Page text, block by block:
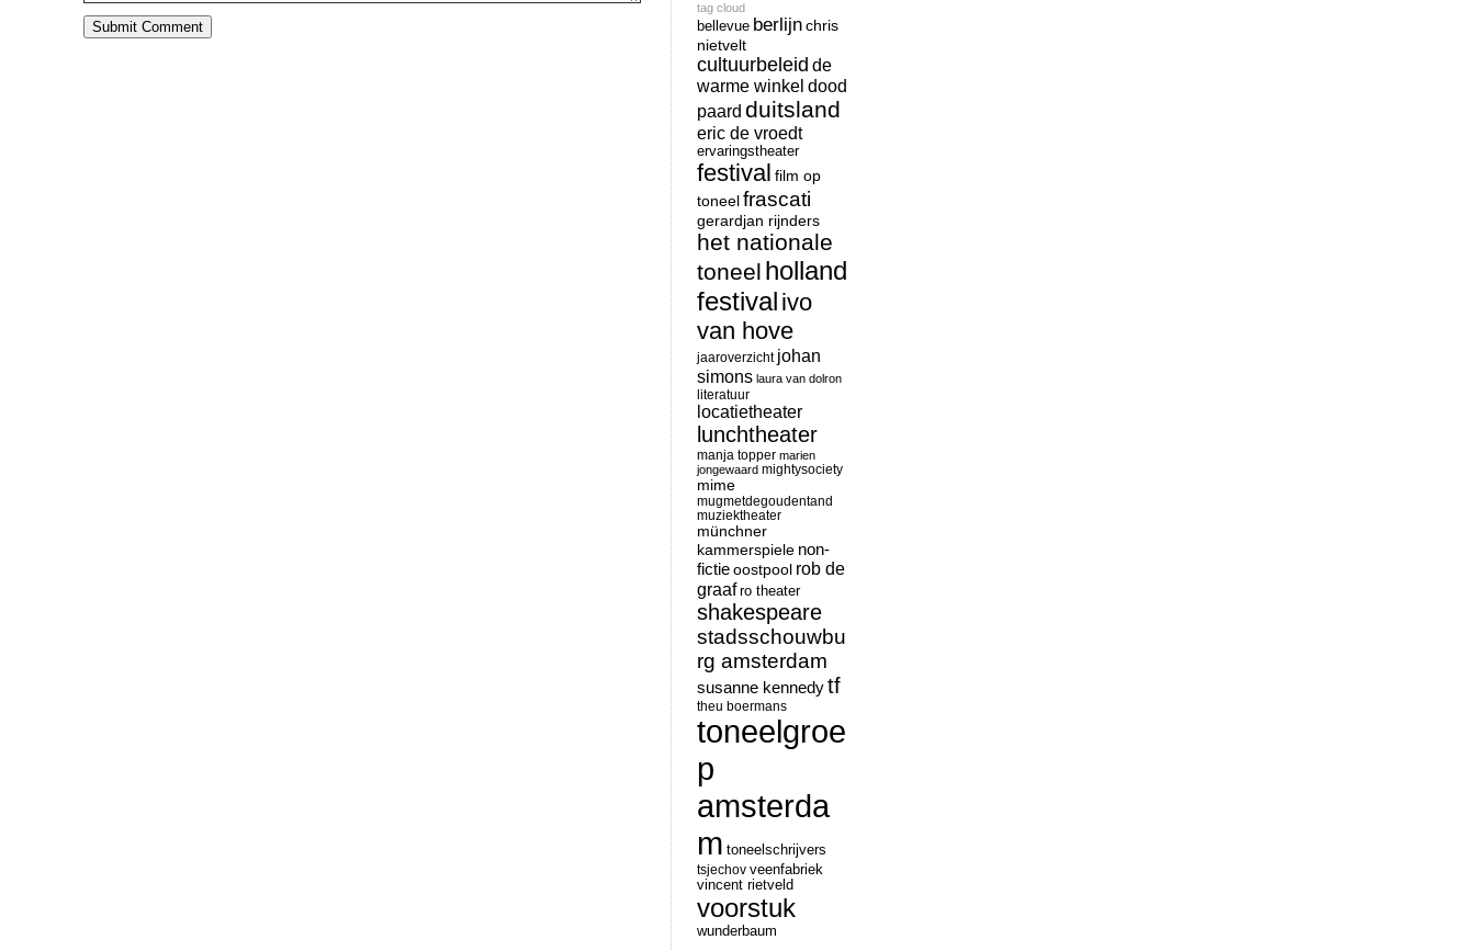
tag cloud
bellevue berlijnchris
nietvelt
cultuurbeleid de
warme winkel dood
paard duitsland
eric de vroedt
ervaringstheater
festival film op
toneelfrascati
gerardjan rijnders
het nationale
toneel holland
festival ivo
van hove
jaaroverzicht johan
simons laura van dolron
literatuur
locatietheater
lunchtheater
manja topper marien
jongewaard mightysociety
mime
mugmetdegoudentand
muziektheater
münchner
kammerspiele non-
fictieoostpool rob de
graaf ro theater
shakespeare
stadsschouwbu
rg amsterdam
susanne kennedytf
theu boermans
toneelgroe
p
amsterda
m toneelschrijvers
tsjechov veenfabriek
vincent rietveld
voorstuk
wunderbaum